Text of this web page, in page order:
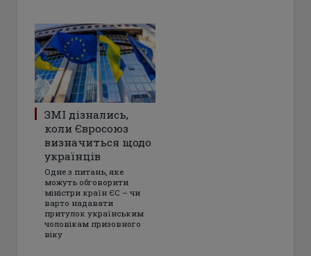
ЗМІ дізнались,
коли Євросоюз
визначиться щодо
українців
Одне з питань, яке
можуть обговорити
міністри країн ЄС – чи
варто надавати
притулок українським
чоловікам призовного
віку